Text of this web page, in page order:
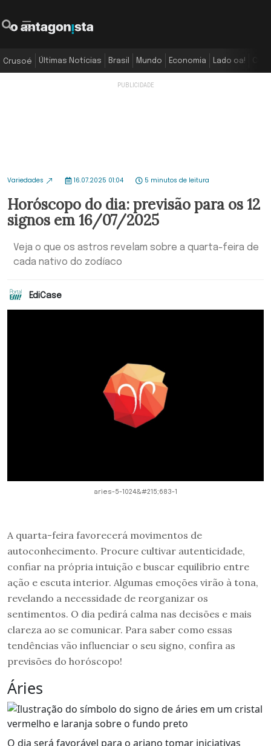
Crusoé Últimas Notícias Brasil Mundo Economia Lado oa!
Variedades 16.07.2025 01:04 5 minutos de leitura
Horóscopo do dia: previsão para os 12
signos em 16/07/2025
Veja o que os astros revelam sobre a quarta-feira de
cada nativo do zodíaco
EdiCase
aries-5-1024&#215;683-1
A quarta-feira favorecerá movimentos de
autoconhecimento. Procure cultivar autenticidade,
confiar na própria intuição e buscar equilíbrio entre
ação e escuta interior. Algumas emoções virão à tona,
revelando a necessidade de reorganizar os
sentimentos. O dia pedirá calma nas decisões e mais
clareza ao se comunicar. Para saber como essas
tendências vão influenciar o seu signo, confira as
previsões do horóscopo!
Áries
O dia será favorável para o ariano tomar iniciativas